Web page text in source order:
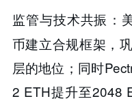
​​监管与技术共振​​：
币建立合规框架，
层的地位；同时
2 ETH提升至2048